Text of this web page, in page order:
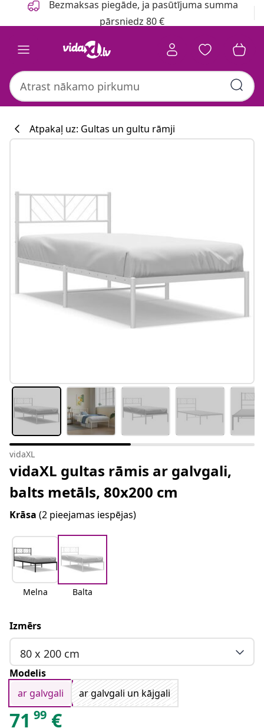
Bezmaksas piegāde, ja pasūtījuma summa
pārsniedz 80 €
Atpakaļ uz: Gultas un gultu rāmji
vidaXL
vidaXL gultas rāmis ar galvgali,
balts metāls, 80x200 cm
Krāsa (2 pieejamas iespējas)
Melna Balta
Izmērs
80 x 200 cm
Modelis
ar galvgali
ar galvgali un kājgali
71 99 €